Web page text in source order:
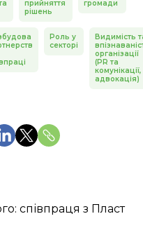
прийняття
рішень
громади
Роль у
секторі
Видимість
організації
(PR та
комунікації,
адвокація)
співпраця з Пласт